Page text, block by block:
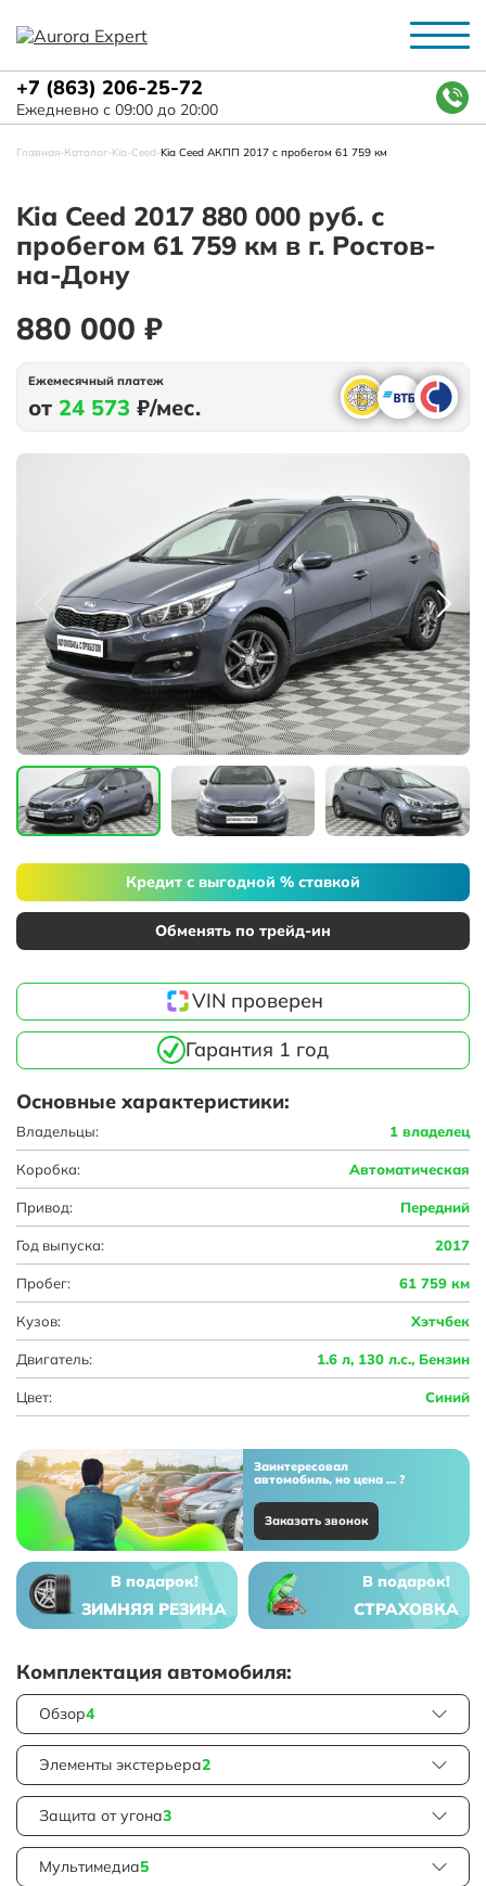
+7 (863) 206-25-72
Ежедневно с 09:00 до 20:00
Главная-Каталог-Kia-Ceed-Kia Ceed АКПП 2017 с пробегом 61 759 км
Kia Ceed 2017 880 000 руб. с
пробегом 61 759 км в г. Ростов-
на-Дону
880 000 ₽
Ежемесячный платеж
от 24 573 ₽/мес.
Кредит с выгодной % ставкой
Обменять по трейд-ин
VIN проверен
Гарантия 1 год
Основные характеристики:
Владельцы: 1 владелец
Коробка: Автоматическая
Привод: Передний
Год выпуска: 2017
Пробег: 61 759 км
Кузов: Хэтчбек
Двигатель: 1.6 л, 130 л.с., Бензин
Цвет: Синий
Заинтересовал
автомобиль, но цена ... ?
Заказать звонок
В подарок!
ЗИМНЯЯ РЕЗИНА
В подарок!
СТРАХОВКА
Комплектация автомобиля:
Обзор4
Элементы экстерьера2
Защита от угона3
Мультимедиа5